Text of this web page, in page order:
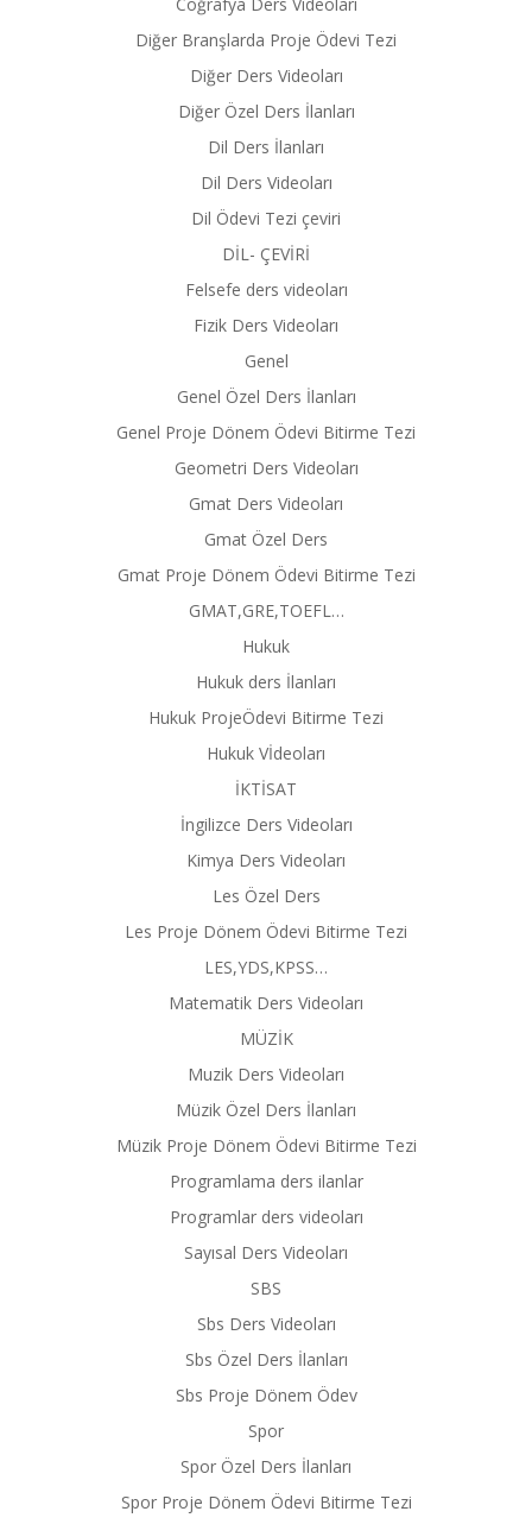
Diğer Branşlarda Proje Ödevi Tezi
Diğer Ders Videoları
Diğer Özel Ders İlanları
Dil Ders İlanları
Dil Ders Videoları
Dil Ödevi Tezi çeviri
DİL- ÇEVİRİ
Felsefe ders videoları
Fizik Ders Videoları
Genel
Genel Özel Ders İlanları
Genel Proje Dönem Ödevi Bitirme Tezi
Geometri Ders Videoları
Gmat Ders Videoları
Gmat Özel Ders
Gmat Proje Dönem Ödevi Bitirme Tezi
GMAT,GRE,TOEFL…
Hukuk
Hukuk ders İlanları
Hukuk ProjeÖdevi Bitirme Tezi
Hukuk Vİdeoları
İKTİSAT
İngilizce Ders Videoları
Kimya Ders Videoları
Les Özel Ders
Les Proje Dönem Ödevi Bitirme Tezi
LES,YDS,KPSS…
Matematik Ders Videoları
MÜZİK
Muzik Ders Videoları
Müzik Özel Ders İlanları
Müzik Proje Dönem Ödevi Bitirme Tezi
Programlama ders ilanlar
Programlar ders videoları
Sayısal Ders Videoları
SBS
Sbs Ders Videoları
Sbs Özel Ders İlanları
Sbs Proje Dönem Ödev
Spor
Spor Özel Ders İlanları
Spor Proje Dönem Ödevi Bitirme Tezi